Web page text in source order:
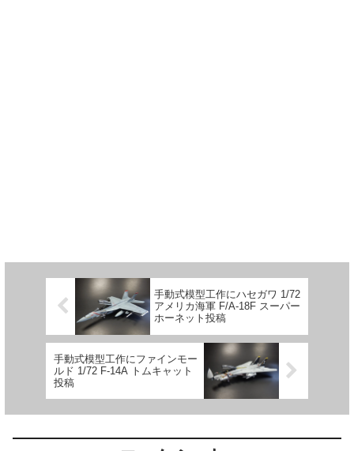
手動式模型工作にハセガワ 1/72
アメリカ海軍 F/A-18F スーパー
ホーネット投稿
手動式模型工作にファインモー
ルド 1/72 F-14A トムキャット
投稿